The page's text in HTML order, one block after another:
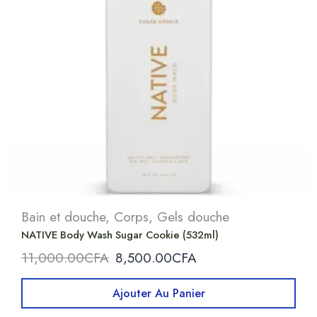
Bain et douche, Corps, Gels douche
NATIVE Body Wash Sugar Cookie (532ml)
11,000.00CFA 8,500.00CFA
Ajouter Au Panier